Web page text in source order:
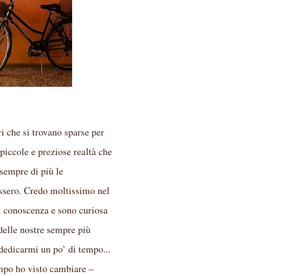
che si trovano sparse per
e preziose realtà che
di più le
Credo moltissimo nel
e sono curiosa
nostre sempre più
un po’ di tempo...
ho visto cambiare –